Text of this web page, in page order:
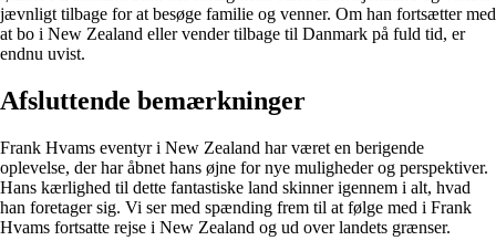
jævnligt tilbage for at besøge familie og venner. Om han fortsætter med
at bo i New Zealand eller vender tilbage til Danmark på fuld tid, er
endnu uvist.
Afsluttende bemærkninger
Frank Hvams eventyr i New Zealand har været en berigende
oplevelse, der har åbnet hans øjne for nye muligheder og perspektiver.
Hans kærlighed til dette fantastiske land skinner igennem i alt, hvad
han foretager sig. Vi ser med spænding frem til at følge med i Frank
Hvams fortsatte rejse i New Zealand og ud over landets grænser.